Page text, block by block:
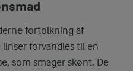
fortolkning af
forvandles til en
som smager skønt. De